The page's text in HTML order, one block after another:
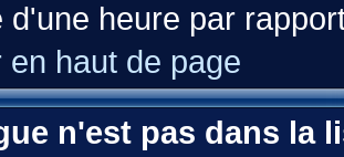
d'une heure par
en haut de page
n'est pas dans la